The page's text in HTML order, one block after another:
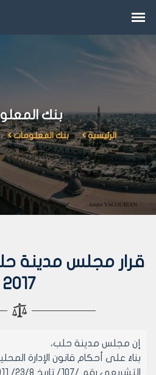
بنك
الرئيسية بنك المعلومات
2017
إن مجلس مدينة حلب،
بناءً على أحكام قانون الإدارة
التشريعي رقم /107/ تاريخ 23/8/ 2011